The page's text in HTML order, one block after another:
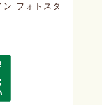
ン フォトスタ